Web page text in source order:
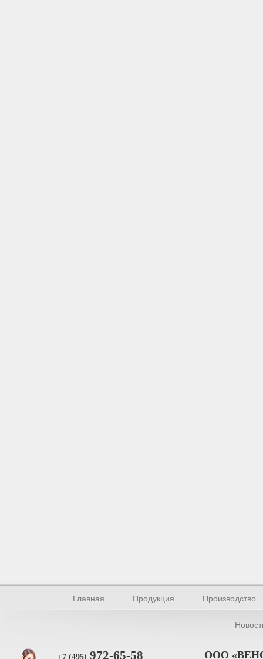
Главная Продукция Производство
+7 (495) 972-65-58 ООО